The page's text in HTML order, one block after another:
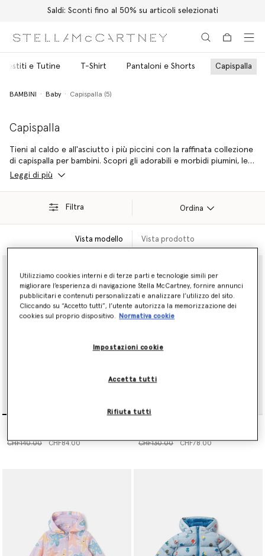
Spedizione Express gratuita per tutti gli ordini
Vestiti e Tutine T-Shirt Pantaloni e Shorts Capispalla
BAMBINI Baby Capispalla (5)
Capispalla
Tieni al caldo e all'asciutto i più piccini con la raffinata collezione
di capispalla per bambini. Scopri gli adorabili e morbidi piumini, le
Leggi di più
Filtra Ordina
Vista modello Vista prodotto
Prezzo ridotto da
CHF140.00a CHF84.00
Floreale
Prezzo ridotto da
CHF130.00a CHF78.00
Utilizziamo cookies interni e di terze parti e tecnologie simili per
migliorare l’esperienza di navigazione Stella McCartney, fornire annunci
pubblicitari e contenuti personalizzati e analizzare l’utilizzo del sito.
Cliccando su “Accetto tutti”, l’utente autorizza la memorizzazione dei
cookies sul proprio dispositivo.
Normativa cookie
Impostazioni cookie
Rifiuta tutti
Accetta tutti